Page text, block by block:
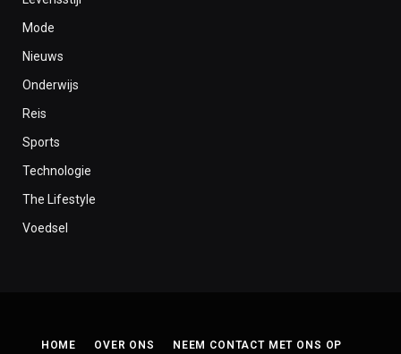
Mode
Nieuws
Onderwijs
Reis
Sports
Technologie
The Lifestyle
Voedsel
HOME OVER ONS NEEM CONTACT MET ONS OP